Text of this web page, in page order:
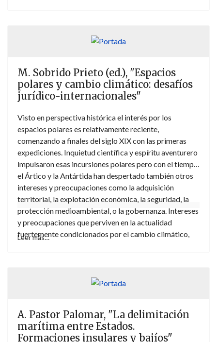
M. Sobrido Prieto (ed.), "Espacios
polares y cambio climático: desafíos
jurídico-internacionales"
Visto en perspectiva histórica el interés por los
espacios polares es relativamente reciente,
comenzando a finales del siglo XIX con las primeras
expediciones. Inquietud científica y espíritu aventurero
impulsaron esas incursiones polares pero con el tiempo
el Ártico y la Antártida han despertado también otros
intereses y preocupaciones como la adquisición
territorial, la explotación económica, la seguridad, la
protección medioambiental, o la gobernanza. Intereses
y preocupaciones que perviven en la actualidad
fuertemente condicionados por el cambio climático,
aborda los espacios polares a la luz del actual proceso
Leer más…
A. Pastor Palomar, "La delimitación
marítima entre Estados.
Formaciones insulares y bajíos"